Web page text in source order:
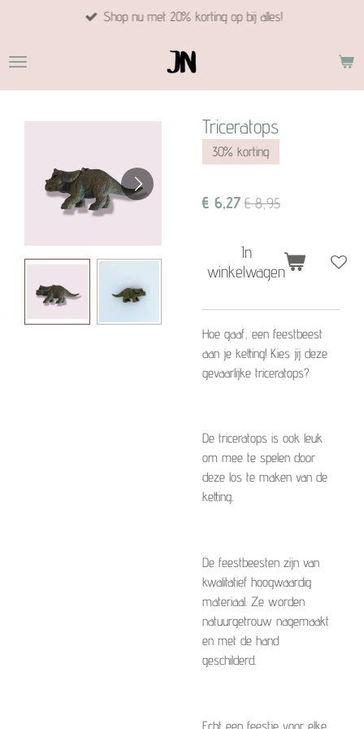
naar
hoofdinhoud
Shop nu met 20% korting op bij alles!
Triceratops
30% korting
€ 6,27 € 8,95
In
winkelwagen
Hoe gaaf, een feestbeest
aan je ketting! Kies jij deze
gevaarlijke triceratops?
De triceratops is ook leuk
om mee te spelen door
deze los te maken van de
ketting.
De feestbeesten zijn van
kwalitatief hoogwaardig
materiaal. Ze worden
natuurgetrouw nagemaakt
en met de hand
geschilderd.
Echt een feestje voor elke